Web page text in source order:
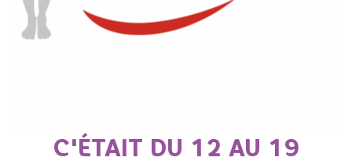
C'ÉTAIT DU 12 AU 19